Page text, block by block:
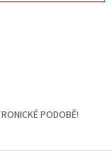
PODOBĚ!